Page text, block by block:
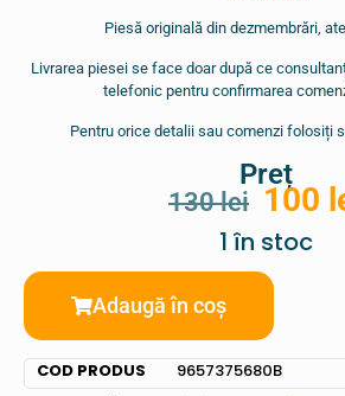
Piesă originală din dezmembrări,
Livrarea piesei se face doar după ce
telefonic pentru confirmarea
Pentru orice detalii sau comenzi folosiți
Preț
130lei 100
1 în stoc
Adaugă în coș
COD PRODUS 9657375680B